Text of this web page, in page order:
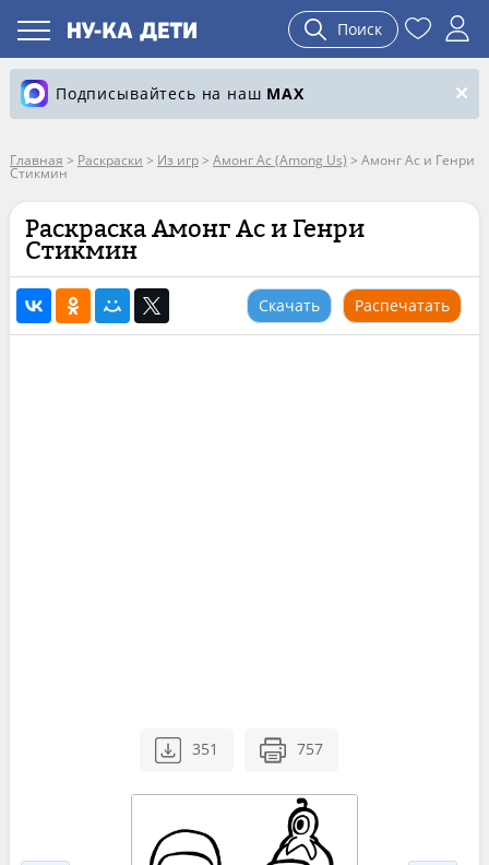
Поиск
Подписывайтесь на наш MAX
Главная > Раскраски > Из игр> Амонг Ас (Among Us) > Амонг Ас и Генри
Стикмин
Раскраска Амонг Ас и Генри
Стикмин
Скачать Распечатать
351 757